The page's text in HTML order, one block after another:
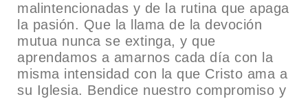
malintencionadas y de la rutina que apaga
la pasión. Que la llama de la devoción
mutua nunca se extinga, y que
aprendamos a amarnos cada día con la
misma intensidad con la que Cristo ama a
su Iglesia. Bendice nuestro compromiso y